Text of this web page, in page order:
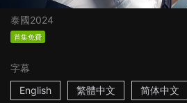
泰國2024
首集免費
字幕
English
繁體中文 简体中文